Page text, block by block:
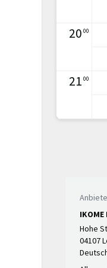
20 00
21 00
Hohe
04107